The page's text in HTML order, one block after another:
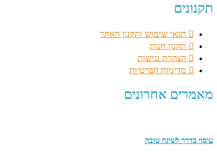
תקנונים
תנאי שימוש ותקנון האתר
תקנון חנות
הצהרת נגישות
מדיניות הפרטיות
מאמרים אחרונים
עיסוי בדרך לשינה טובה